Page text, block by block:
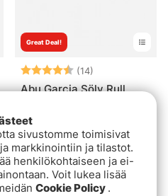
Great Deal!
Arvio: (14)
Abu Garcia Sölv Rull
sivustomme toimisivat
markkinointiin ja tilastot.
henkilökohtaiseen ja ei-
Voit lukea lisää
Cookie Policy .